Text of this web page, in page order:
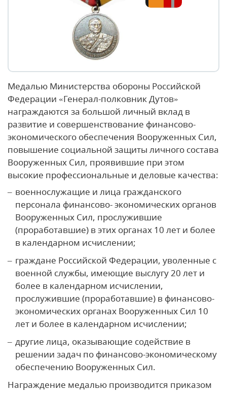
Медалью Министерства обороны Российской
Федерации «Генерал-полковник Дутов»
награждаются за большой личный вклад в
развитие и совершенствование финансово-
экономического обеспечения Вооруженных Сил,
повышение социальной защиты личного состава
Вооруженных Сил, проявившие при этом
высокие профессиональные и деловые качества:
военнослужащие и лица гражданского
персонала финансово- экономических органов
Вооруженных Сил, прослужившие
(проработавшие) в этих органах 10 лет и более
в календарном исчислении;
граждане Российской Федерации, уволенные с
военной службы, имеющие выслугу 20 лет и
более в календарном исчислении,
прослужившие (проработавшие) в финансово-
экономических органах Вооруженных Сил 10
лет и более в календарном исчислении;
другие лица, оказывающие содействие в
решении задач по финансово-экономическому
обеспечению Вооруженных Сил.
Награждение медалью производится приказом